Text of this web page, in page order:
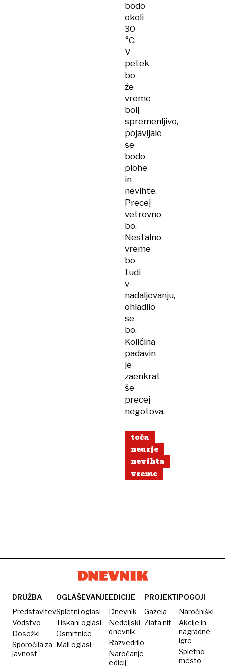
bodo
okoli
30
°C.
V
petek
bo
že
vreme
bolj
spremenljivo,
pojavljale
se
bodo
plohe
in
nevihte.
Precej
vetrovno
bo.
Nestalno
vreme
bo
tudi
v
nadaljevanju,
ohladilo
se
bo.
Količina
padavin
je
zaenkrat
še
precej
negotova.
toča
neurje
nevihta
vreme
DRUŽBA
Predstavitev
Vodstvo
Dosežki
Sporočila za
javnost
OGLAŠEVANJE
Spletni oglasi
Tiskani oglasi
Osmrtnice
Mali oglasi
EDICIJE
Dnevnik
Nedeljski
dnevnik
Razvedrilo
Naročanje
edicij
PROJEKTI
Gazela
Zlata nit
POGOJI
Naročniški
Akcije in
nagradne
igre
Spletno
mesto